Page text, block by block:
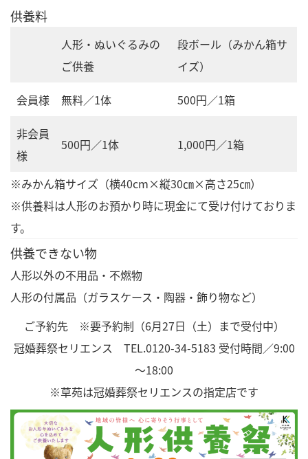
供養料
人形・ぬいぐるみの
ご供養
段ボール（みかん箱サ
イズ）
会員様 無料／1体 500円／1箱
非会員
様
500円／1体 1,000円／1箱
※みかん箱サイズ（横40cm×縦30㎝×高さ25㎝）
※供養料は人形のお預かり時に現金にて受け付けておりま
す。
供養できない物
人形以外の不用品・不燃物
人形の付属品（ガラスケース・陶器・飾り物など）
ご予約先 ※要予約制（6月27日（土）まで受付中）
冠婚葬祭セリエンス
TEL.0120-34-5183 受付時間／9:00
～18:00
※草苑は冠婚葬祭セリエンスの指定店です